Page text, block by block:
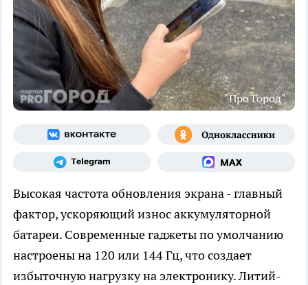
"Про Город"
Высокая частота обновления экрана - главный
фактор, ускоряющий износ аккумуляторной
батареи. Современные гаджеты по умолчанию
настроены на 120 или 144 Гц, что создает
избыточную нагрузку на электронику. Литий-